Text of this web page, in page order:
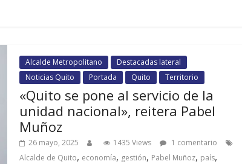
Alcalde Metropolitano
Destacadas lateral
Noticias Quito
Portada Quito Territorio
«Quito se pone al servicio de la
unidad nacional», reitera Pabel
Muñoz
26 mayo, 2025 1435 Views
1 comentario
Alcalde de Quito, economía, gestión, Pabel Muñoz, país,